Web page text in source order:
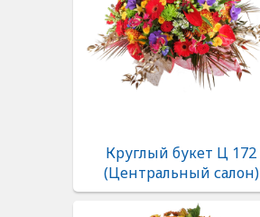
Круглый букет Ц 172
(Центральный салон)